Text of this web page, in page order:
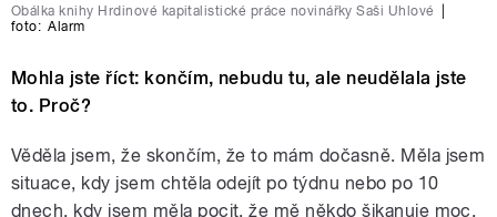
Obálka knihy Hrdinové kapitalistické práce novinářky Saši Uhlové
foto: Alarm
Mohla jste říct: končím, nebudu tu, ale neudělala jste
to. Proč?
Věděla jsem, že skončím, že to mám dočasně. Měla jsem
situace, kdy jsem chtěla odejít po týdnu nebo po 10
dnech, kdy jsem měla pocit, že mě někdo šikanuje moc.